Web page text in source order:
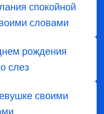
спокойной
словами
​​рождения
слез
своими